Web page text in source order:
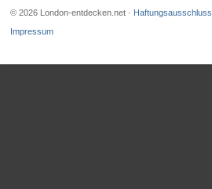
© 2026 London-entdecken.net · Haftungsausschluss
Impressum